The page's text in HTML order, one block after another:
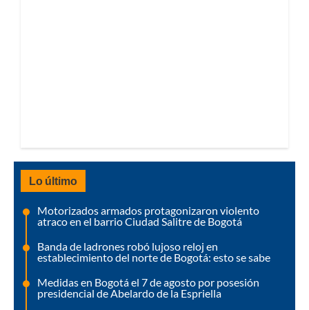
Lo último
Motorizados armados protagonizaron violento
atraco en el barrio Ciudad Salitre de Bogotá
Banda de ladrones robó lujoso reloj en
establecimiento del norte de Bogotá: esto se sabe
Medidas en Bogotá el 7 de agosto por posesión
presidencial de Abelardo de la Espriella